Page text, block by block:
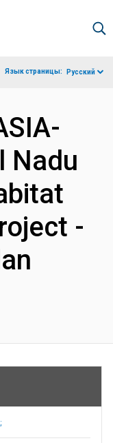
Язык страницы: Русский
Nadu
-